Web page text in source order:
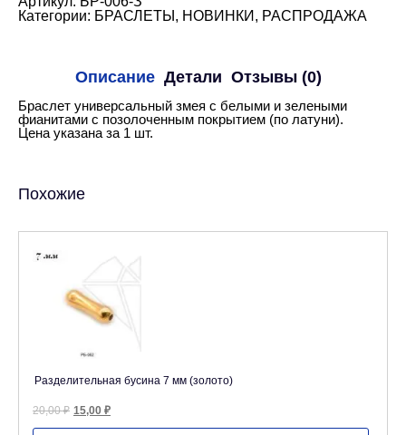
с
Категории: БРАСЛЕТЫ , НОВИНКИ , РАСПРОДАЖА
Описание Детали Отзывы (0)
Браслет универсальный змея с белыми и зелеными
фианитами с позолоченным покрытием (по латуни).
Цена указана за 1 шт.
Похожие
Разделительная бусина 7 мм (золото)
20,00₽ Первоначальная
15,00 ₽Текущая